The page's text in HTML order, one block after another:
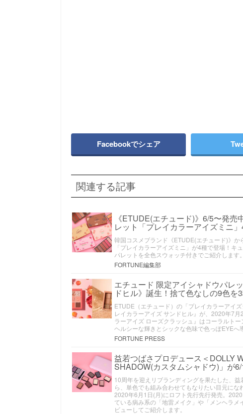
Facebookでシェア
関連する記事
《ETUDE(エチュード)》6/5〜発
レット「プレイカラーアイズミニ
韓国コスメブランド《ETUDE(エチュード)》
「プレイカラーアイズミニ」が4種で登場！キ
パレットを全色スウォッチ付きでご紹介します。
FORTUNE編集部
エチュード 限定アイシャドウパレ
ドヒル》誕生！捨て色なしの9色を
ETUDE（エチュード）の「プレイカラーアイ
レイカラーアイズ サンドヒル』が、2020年7
ラーアイズ ローズクラッシュ』はコーラルト
ヘルシーな輝きとシックな色味で色っぽEYEへ
FORTUNE PRESS
益若つばさプロデュース＜DOLLY
SHADOW(カスタムシャドウ)」が6/
10周年を迎えリブランディングを果たした、
ら、単色でも組み合わせてもなりたい目元に
2020年6月1日(月)にロフト先行先行発売。
ている病み系の「地雷メイク」や「メンヘラメ
ビューしてご紹介します。